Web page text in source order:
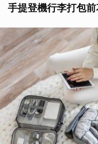
手提登機行李打包前